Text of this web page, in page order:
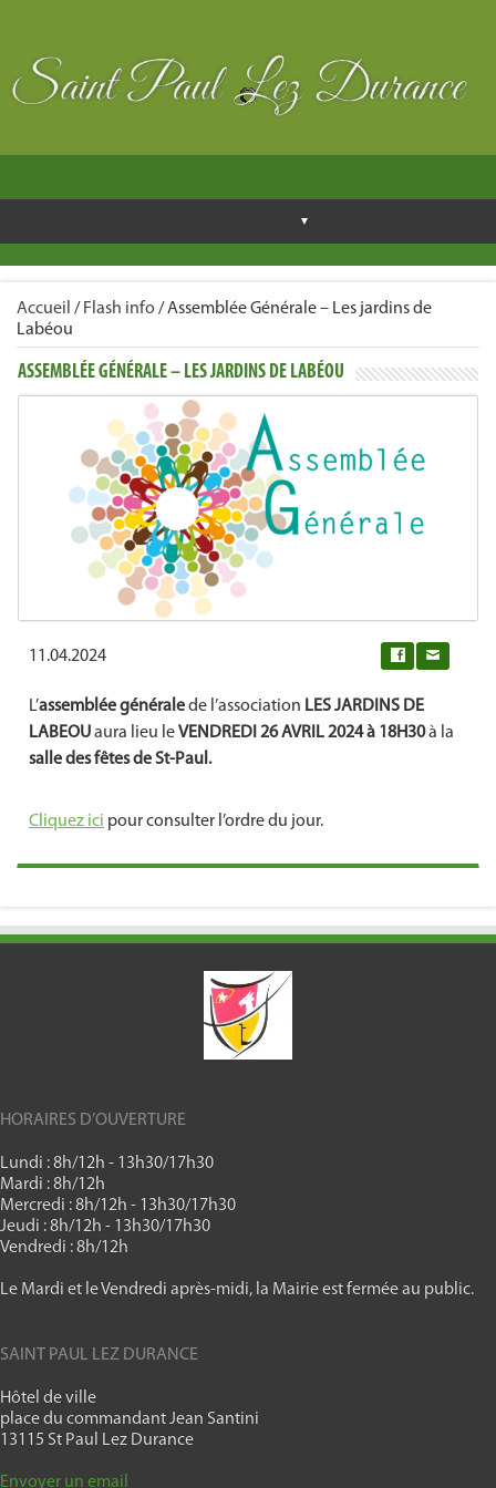
Accueil / Flash info /Assemblée Générale – Les jardins de
Labéou
ASSEMBLÉE GÉNÉRALE – LES JARDINS DE LABÉOU
11.04.2024
L’assemblée généralede l’association LES JARDINS DE
LABEOUaura lieu leVENDREDI 26 AVRIL 2024 à 18H30à la
salle des fêtes de St-Paul.
Cliquez ici pour consulter l’ordre du jour.
HORAIRES D’OUVERTURE
Lundi : 8h/12h - 13h30/17h30
Mardi : 8h/12h
Mercredi : 8h/12h - 13h30/17h30
Jeudi : 8h/12h - 13h30/17h30
Vendredi : 8h/12h
Le Mardi et le Vendredi après-midi, la Mairie est fermée au public.
SAINT PAUL LEZ DURANCE
Hôtel de ville
place du commandant Jean Santini
13115 St Paul Lez Durance
Envoyer un email